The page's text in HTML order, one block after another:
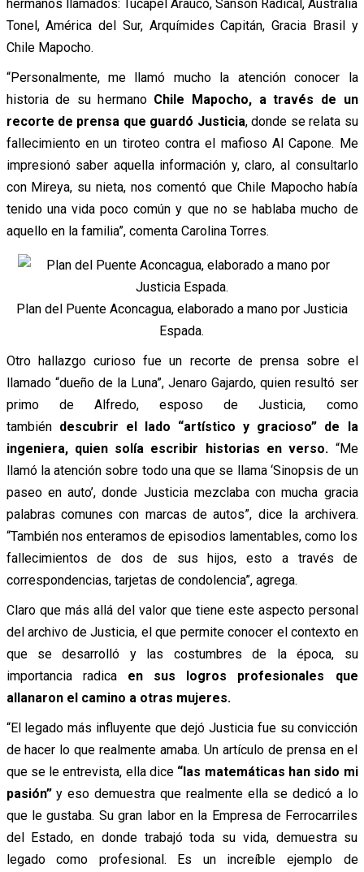
hermanos llamados: Tucapel Arauco, Sansón Radical, Australia
Tonel, América del Sur, Arquímides Capitán, Gracia Brasil y
Chile Mapocho.
“Personalmente, me llamó mucho la atención conocer la
historia de su hermanoChile Mapocho, a través de un
recorte de prensa que guardó Justicia, donde se relata su
fallecimiento en un tiroteo contra el mafioso Al Capone. Me
impresionó saber aquella información y, claro, al consultarlo
con Mireya, su nieta, nos comentó que Chile Mapocho había
tenido una vida poco común y que no se hablaba mucho de
aquello en la familia”, comenta Carolina Torres.
Plan del Puente Aconcagua, elaborado a mano por Justicia
Espada.
Otro hallazgo curioso fue un recorte de prensa sobre el
llamado “dueño de la Luna”, Jenaro Gajardo, quien resultó ser
primo de Alfredo, esposo de Justicia, como
también descubrir el lado “artístico y gracioso” de la
ingeniera, quien solía escribir historias en verso. “Me
llamó la atención sobre todo una que se llama ‘Sinopsis de un
paseo en auto’, donde Justicia mezclaba con mucha gracia
palabras comunes con marcas de autos”, dice la archivera.
“También nos enteramos de episodios lamentables, como los
fallecimientos de dos de sus hijos, esto a través de
correspondencias, tarjetas de condolencia”, agrega.
Claro que más allá del valor que tiene este aspecto personal
del archivo de Justicia, el que permite conocer el contexto en
que se desarrolló y las costumbres de la época, su
importancia radica en sus logros profesionales que
allanaron el camino a otras mujeres.
“El legado más influyente que dejó Justicia fue su convicción
de hacer lo que realmente amaba. Un artículo de prensa en el
que se le entrevista, ella dice “las matemáticas han sido mi
pasión”y eso demuestra que realmente ella se dedicó a lo
que le gustaba. Su gran labor en la Empresa de Ferrocarriles
del Estado, en donde trabajó toda su vida, demuestra su
legado como profesional. Es un increíble ejemplo de